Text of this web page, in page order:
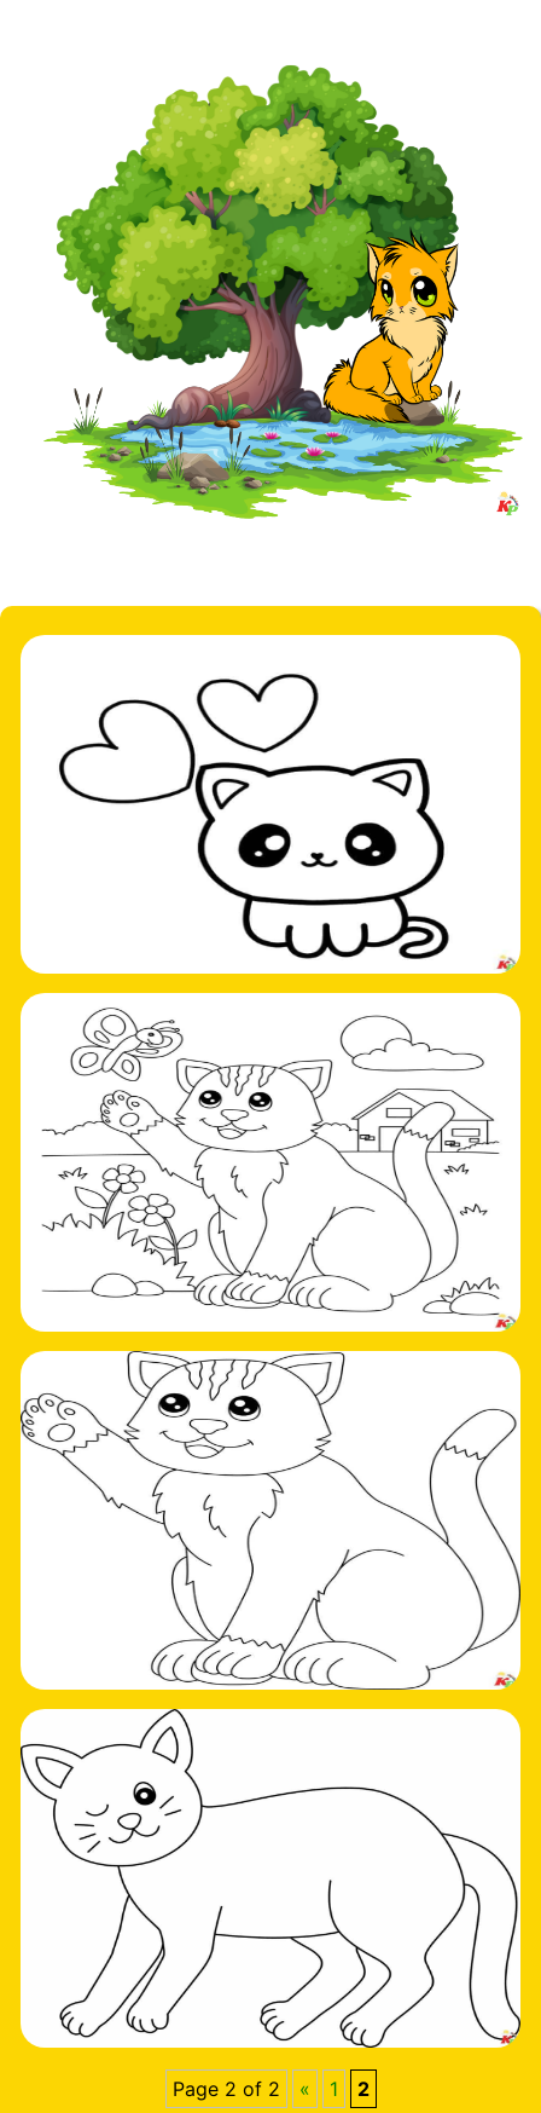
Page 2 of 2 « 1 2